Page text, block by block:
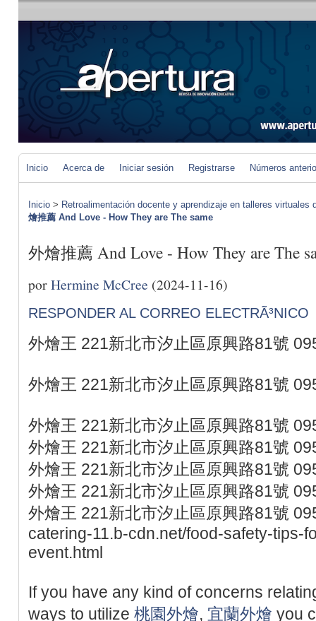
Inicio Acerca de Iniciar sesión Registrarse Números
Inicio > Retroalimentación docente y aprendizaje en talleres virtuales
燴推薦 And Love - How They are The same
外燴推薦 And Love - How They are The
porHermine McCree (2024-11-16)
RESPONDER AL CORREO ELECTRÃ³NICO
外燴王 221新北市汐止區原興路81號
外燴王 221新北市汐止區原興路81號
外燴王 221新北市汐止區原興路81號
外燴王 221新北市汐止區原興路81號
外燴王 221新北市汐止區原興路81號
外燴王 221新北市汐止區原興路81號
外燴王 221新北市汐止區原興路81號
catering-11.b-cdn.net/food-safety-tips-
event.html
If you have any kind of concerns
ways to utilize 桃園外燴, 宜蘭外燴 you